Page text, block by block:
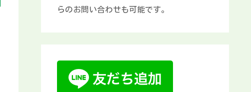
らのお問い合わせも可能です。